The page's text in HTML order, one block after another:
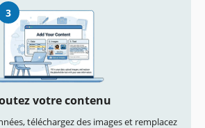
3
votre contenu
téléchargez des images et remplacez